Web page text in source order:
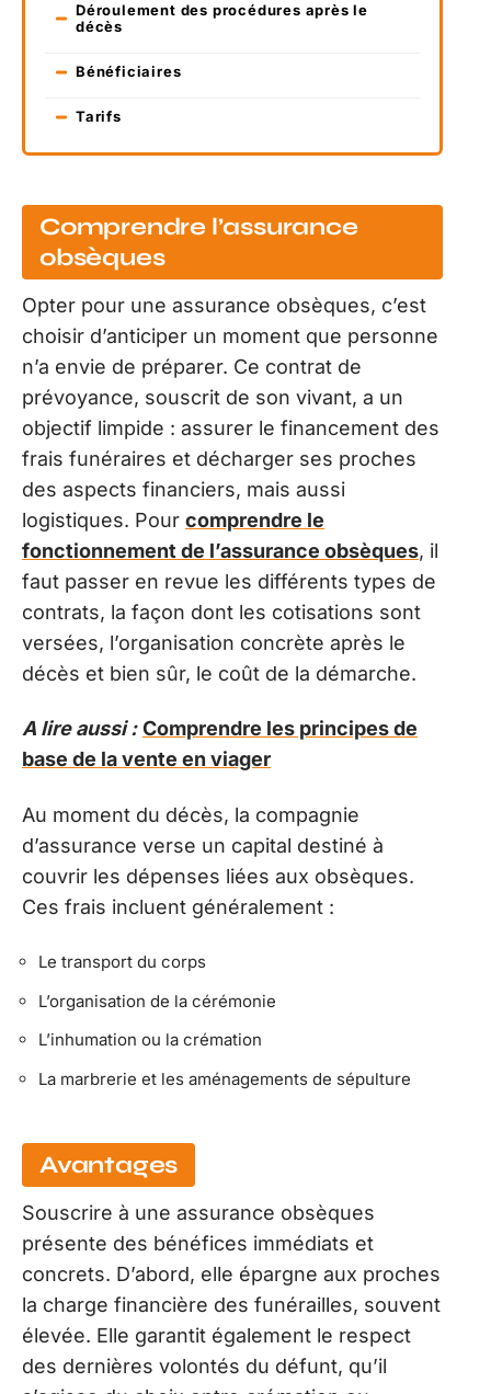
Déroulement des procédures après le
décès
Bénéficiaires
Tarifs
Comprendre l’assurance
obsèques
Opter pour une assurance obsèques, c’est
choisir d’anticiper un moment que personne
n’a envie de préparer. Ce contrat de
prévoyance, souscrit de son vivant, a un
objectif limpide : assurer le financement des
frais funéraires et décharger ses proches
des aspects financiers, mais aussi
logistiques. Pour comprendre le
fonctionnement de l’assurance obsèques, il
faut passer en revue les différents types de
contrats, la façon dont les cotisations sont
versées, l’organisation concrète après le
décès et bien sûr, le coût de la démarche.
A lire aussi : Comprendre les principes de
base de la vente en viager
Au moment du décès, la compagnie
d’assurance verse un capital destiné à
couvrir les dépenses liées aux obsèques.
Ces frais incluent généralement :
Le transport du corps
L’organisation de la cérémonie
L’inhumation ou la crémation
La marbrerie et les aménagements de sépulture
Avantages
Souscrire à une assurance obsèques
présente des bénéfices immédiats et
concrets. D’abord, elle épargne aux proches
la charge financière des funérailles, souvent
élevée. Elle garantit également le respect
des dernières volontés du défunt, qu’il